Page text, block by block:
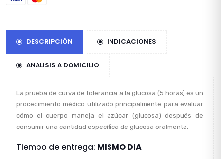
DESCRIPCIÓN INDICACIONES
ANALISIS A DOMICILIO
La prueba de curva de tolerancia a la glucosa (5 horas) es un
procedimiento médico utilizado principalmente para evaluar
cómo el cuerpo maneja el azúcar (glucosa) después de
consumir una cantidad específica de glucosa oralmente.
Tiempo de entrega: MISMO DIA